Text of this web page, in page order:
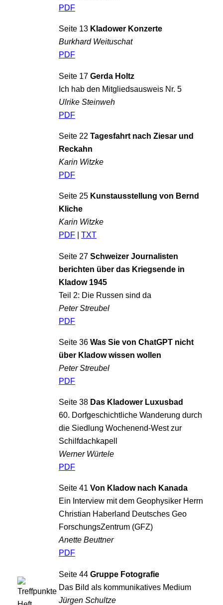
PDF
Seite 13 Kladower Konzerte
Burkhard Weituschat
PDF
Seite 17 Gerda Holtz
Ich hab den Mitgliedsausweis Nr. 5
Ulrike Steinweh
PDF
Seite 22 Tagesfahrt nach Ziesar und
Reckahn
Karin Witzke
PDF
Seite 25 Kunstausstellung von Bernd
Kliche
Karin Witzke
PDF | TXT
Seite 27 Schweizer Journalisten
berichten über das Kriegsende in
Kladow 1945
Teil 2: Die Russen sind da
Peter Streubel
PDF
Seite 36 Was Sie von ChatGPT nicht
über Kladow wissen wollen
Peter Streubel
PDF
Seite 38 Das Kladower Luxusbad
60. Dorfgeschichtliche Wanderung durch
die Siedlung Wochenend-West zur
Schilfdachkapell
Werner Würtele
PDF
Seite 41 Von Kladow nach Kanada
Ein Interview mit dem Geophysiker Herrn
Christian Haberland Deutsches Geo
ForschungsZentrum (GFZ)
Anette Beuttner
PDF
Seite 44 Gruppe Fotografie
Das Bild als kommunikatives Medium
Jürgen Schultze